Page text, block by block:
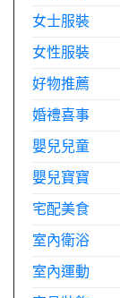
女士服裝
女性服裝
好物推薦
婚禮喜事
嬰兒兒童
嬰兒寶寶
宅配美食
室內衛浴
室內運動